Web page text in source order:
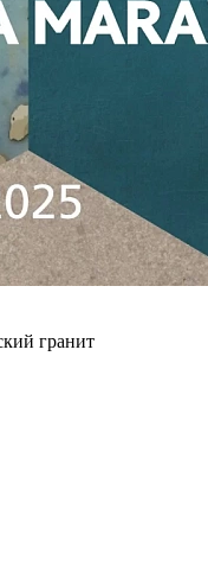
гранит